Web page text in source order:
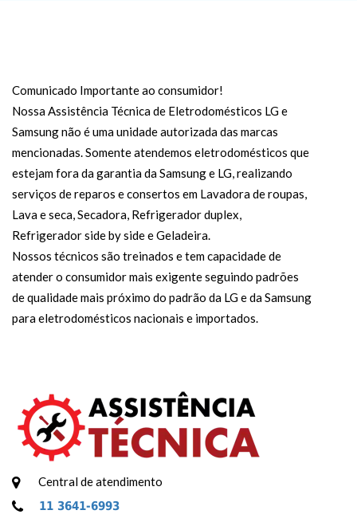
Comunicado Importante ao consumidor!
Nossa Assistência Técnica de Eletrodomésticos LG e
Samsung não é uma unidade autorizada das marcas
mencionadas. Somente atendemos eletrodomésticos que
estejam fora da garantia da Samsung e LG, realizando
serviços de reparos e consertos em Lavadora de roupas,
Lava e seca, Secadora, Refrigerador duplex,
Refrigerador side by side e Geladeira.
Nossos técnicos são treinados e tem capacidade de
atender o consumidor mais exigente seguindo padrões
de qualidade mais próximo do padrão da LG e da Samsung
para eletrodomésticos nacionais e importados.
Central de atendimento
11 3641-6993